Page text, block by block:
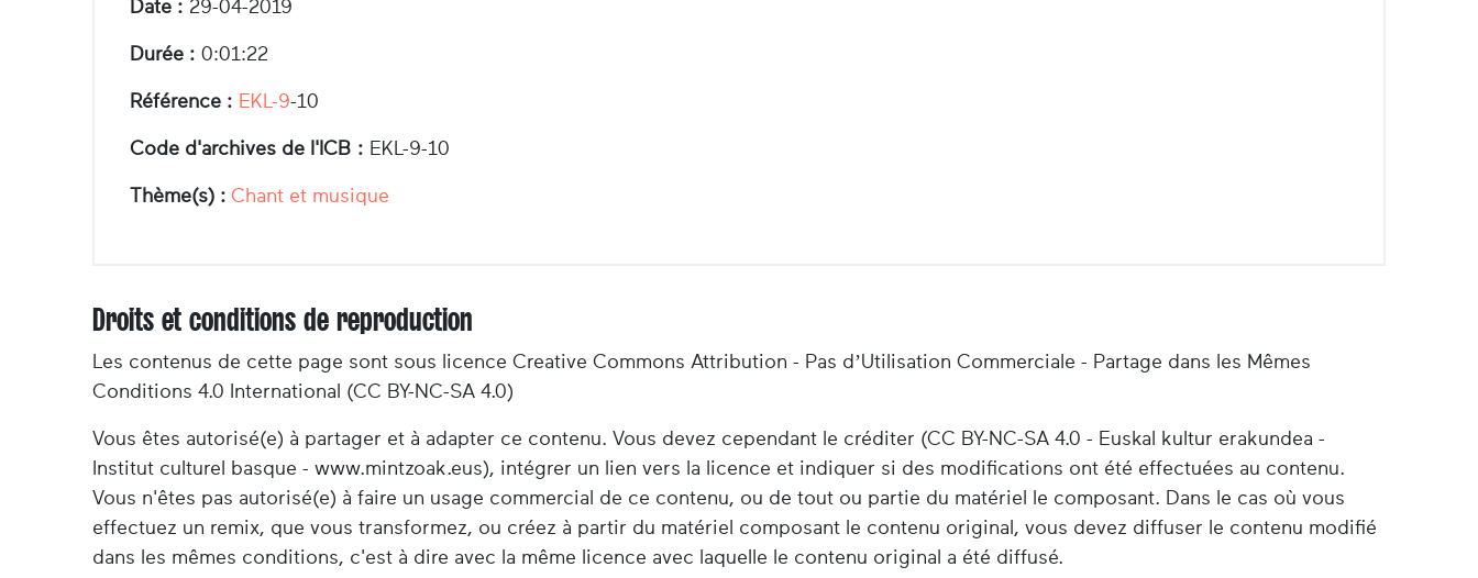
Date : 29-04-2019
Durée : 0:01:22
Référence : EKL-9-10
Code d'archives de l'ICB : EKL-9-10
Thème(s) : Chant et musique
Droits et conditions de reproduction
Les contenus de cette page sont sous licence Creative Commons Attribution - Pas d’Utilisation Commerciale - Partage dans les Mêmes
Conditions 4.0 International (CC BY-NC-SA 4.0)
Vous êtes autorisé(e) à partager et à adapter ce contenu. Vous devez cependant le créditer (CC BY-NC-SA 4.0 - Euskal kultur erakundea -
Institut culturel basque - www.mintzoak.eus), intégrer un lien vers la licence et indiquer si des modifications ont été effectuées au contenu.
Vous n'êtes pas autorisé(e) à faire un usage commercial de ce contenu, ou de tout ou partie du matériel le composant. Dans le cas où vous
effectuez un remix, que vous transformez, ou créez à partir du matériel composant le contenu original, vous devez diffuser le contenu modifié
dans les mêmes conditions, c'est à dire avec la même licence avec laquelle le contenu original a été diffusé.